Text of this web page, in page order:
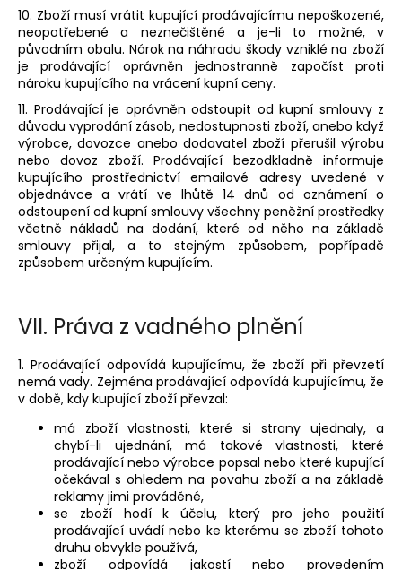
10. Zboží musí vrátit kupující prodávajícímu nepoškozené,
neopotřebené a neznečištěné a je-li to možné, v
původním obalu. Nárok na náhradu škody vzniklé na zboží
je prodávající oprávněn jednostranně započíst proti
nároku kupujícího na vrácení kupní ceny.
11. Prodávající je oprávněn odstoupit od kupní smlouvy z
důvodu vyprodání zásob, nedostupnosti zboží, anebo když
výrobce, dovozce anebo dodavatel zboží přerušil výrobu
nebo dovoz zboží. Prodávající bezodkladně informuje
kupujícího prostřednictví emailové adresy uvedené v
objednávce a vrátí ve lhůtě 14 dnů od oznámení o
odstoupení od kupní smlouvy všechny peněžní prostředky
včetně nákladů na dodání, které od něho na základě
smlouvy přijal, a to stejným způsobem, popřípadě
způsobem určeným kupujícím.
VII. Práva z vadného plnění
1. Prodávající odpovídá kupujícímu, že zboží při převzetí
nemá vady. Zejména prodávající odpovídá kupujícímu, že
v době, kdy kupující zboží převzal:
má zboží vlastnosti, které si strany ujednaly, a
chybí-li ujednání, má takové vlastnosti, které
prodávající nebo výrobce popsal nebo které kupující
očekával s ohledem na povahu zboží a na základě
reklamy jimi prováděné,
se zboží hodí k účelu, který pro jeho použití
prodávající uvádí nebo ke kterému se zboží tohoto
druhu obvykle používá,
zboží odpovídá jakostí nebo provedením